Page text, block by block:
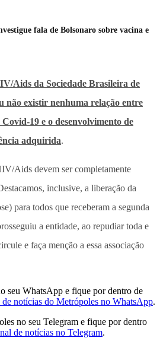
fala de Bolsonaro sobre vacina e
Aids da Sociedade Brasileira de
não existir nenhuma relação entre
19 e o desenvolvimento de
adquirida.
Aids devem ser completamente
inclusive, a liberação da
para todos que receberam a segunda
a entidade, ao repudiar toda e
e faça menção a essa associação
seu WhatsApp e fique por dentro de
de notícias do Metrópoles no WhatsApp.
no seu Telegram e fique por dentro
de notícias no Telegram.